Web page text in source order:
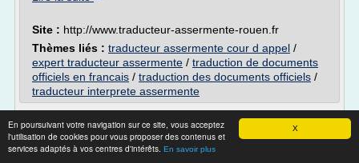
X
En poursuivant votre navigation sur ce site, vous acceptez
l'utilisation de cookies pour vous proposer des contenus et
services adaptés à vos centres d'intérêts. En savoir plus
Site : http://www.traducteur-assermente-rouen.fr
Thèmes liés : traducteur assermente cour d appel /
expert traducteur assermente / traduction de documents
officiels en francais / traduction des documents officiels /
traducteur interprete assermente
traducteur-assermente-toulouse.fr - Agence
de traducteurs ...
Agence de traducteurs assermentés de Toulouse